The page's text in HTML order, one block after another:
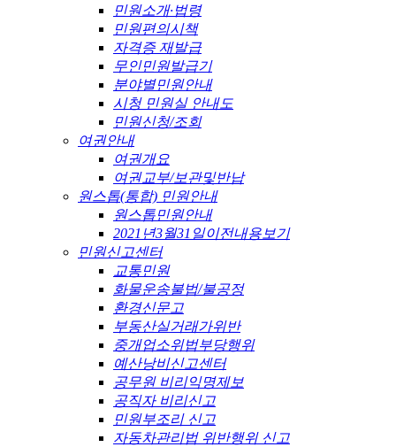
민원소개·법령
민원편의시책
자격증 재발급
무인민원발급기
분야별민원안내
시청 민원실 안내도
민원신청/조회
여권안내
여권개요
여권교부/보관및반납
원스톱(통합) 민원안내
원스톱민원안내
2021년3월31일이전내용보기
민원신고센터
교통민원
화물운송불법/불공정
환경신문고
부동산실거래가위반
중개업소위법부당행위
예산낭비신고센터
공무원 비리익명제보
공직자 비리신고
민원부조리 신고
자동차관리법 위반행위 신고